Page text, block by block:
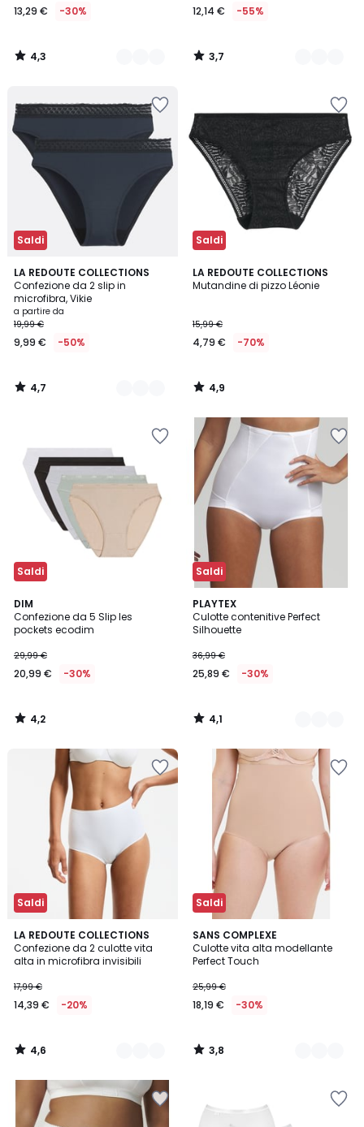
13,29 € -30%
4,3
/
12,14 € -55%
3,7
/
Saldi
LA REDOUTE COLLECTIONS
Confezione da 2 slip in
microfibra, Vikie
a partire da
19,99 €
9,99 € -50%
4,7
/ 5
3
Colori
4,7
/
Saldi
LA REDOUTE COLLECTIONS
Mutandine di pizzo Léonie
15,99 €
4,79 € -70%
4,9
/ 5
4,9
/
Saldi
DIM
Confezione da 5 Slip les
pockets ecodim
29,99 €
20,99 € -30%
4,2
/ 5
4,2
/
Saldi
PLAYTEX
Culotte contenitive Perfect
Silhouette
36,99 €
25,89 € -30%
4,1
/ 5
3
Colori
4,1
/
Saldi
LA REDOUTE COLLECTIONS
Confezione da 2 culotte vita
alta in microfibra invisibili
17,99 €
14,39 € -20%
4,6
/ 5
3
Colori
4,6
/
Saldi
SANS COMPLEXE
Culotte vita alta modellante
Perfect Touch
25,99 €
18,19 € -30%
3,8
/ 5
2
Colori
3,8
/